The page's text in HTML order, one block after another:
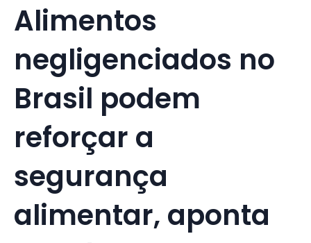
Alimentos
negligenciados no
Brasil podem
reforçar a
segurança
alimentar, aponta